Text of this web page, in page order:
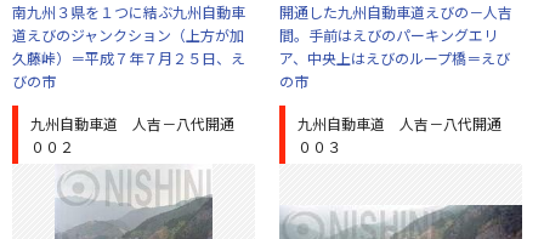
南九州３県を１つに結ぶ九州自動車
道えびのジャンクション（上方が加
久藤峠）＝平成７年７月２５日、え
びの市
開通した九州自動車道えびの－人吉
間。手前はえびのパーキングエリ
ア、中央上はえびのループ橋＝えび
の市
九州自動車道 人吉－八代開通
００２
九州自動車道 人吉－八代開通
００３